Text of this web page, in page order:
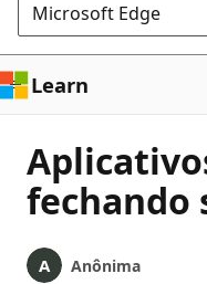
Microsoft Edge
Learn
fechando
Anônima